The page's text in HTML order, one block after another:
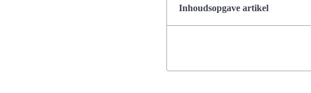
Inhoudsopgave artikel